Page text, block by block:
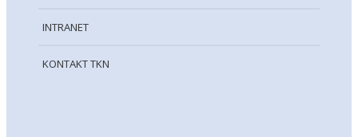
INTRANET
KONTAKT TKN